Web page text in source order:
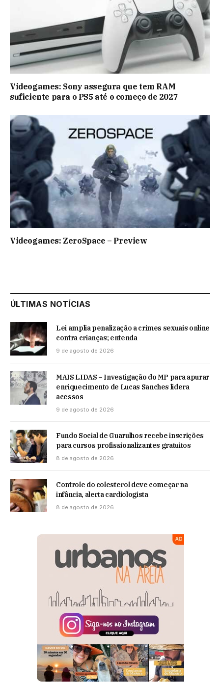
Videogames: Sony assegura que tem RAM
suficiente para o PS5 até o começo de 2027
Videogames: ZeroSpace – Preview
ÚLTIMAS NOTÍCIAS
Lei amplia penalização a crimes sexuais online
contra crianças; entenda
9 de agosto de 2026
MAIS LIDAS – Investigação do MP para apurar
enriquecimento de Lucas Sanches lidera
acessos
9 de agosto de 2026
Fundo Social de Guarulhos recebe inscrições
para cursos profissionalizantes gratuitos
8 de agosto de 2026
Controle do colesterol deve começar na
infância, alerta cardiologista
8 de agosto de 2026